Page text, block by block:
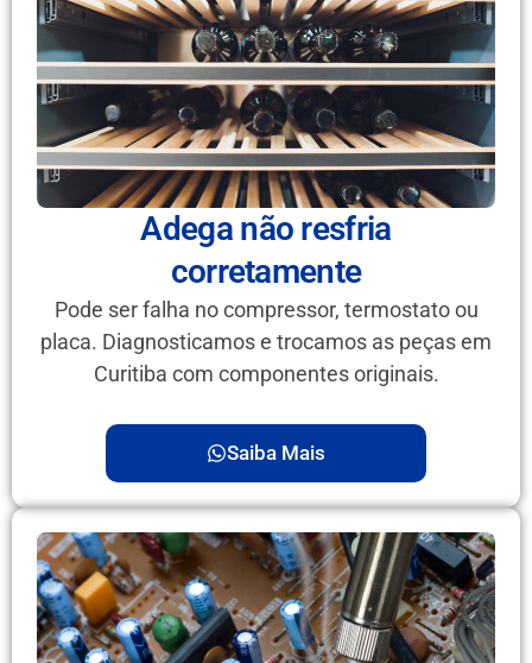
Adega não resfria
corretamente
Pode ser falha no compressor, termostato ou
placa. Diagnosticamos e trocamos as peças em
Curitiba com componentes originais.
Saiba Mais